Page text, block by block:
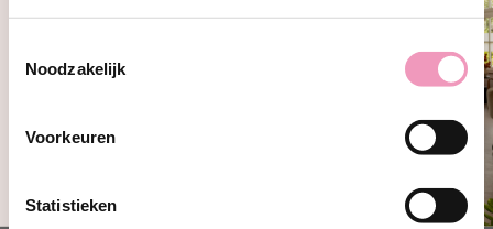
Noodzakelijk
Voorkeuren
Statistieken
jouw@e-mailadres.com
Ja, ik wil 10% korting!